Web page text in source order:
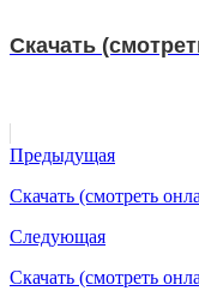
Скачать
Предыдущая
Скачать (смотреть
Следующая
Скачать (смотреть